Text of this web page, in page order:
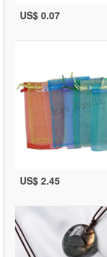
US$ 0.07
US$ 2.45